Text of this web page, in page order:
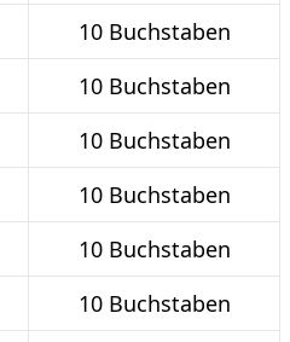
10 Buchstaben
10 Buchstaben
10 Buchstaben
10 Buchstaben
10 Buchstaben
10 Buchstaben